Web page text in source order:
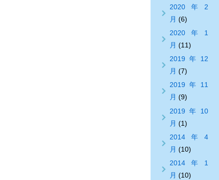
2020年2
月 (6)
2020年1
月 (11)
2019年12
月 (7)
2019年11
月 (9)
2019年10
月 (1)
2014年4
月 (10)
2014年1
月 (10)